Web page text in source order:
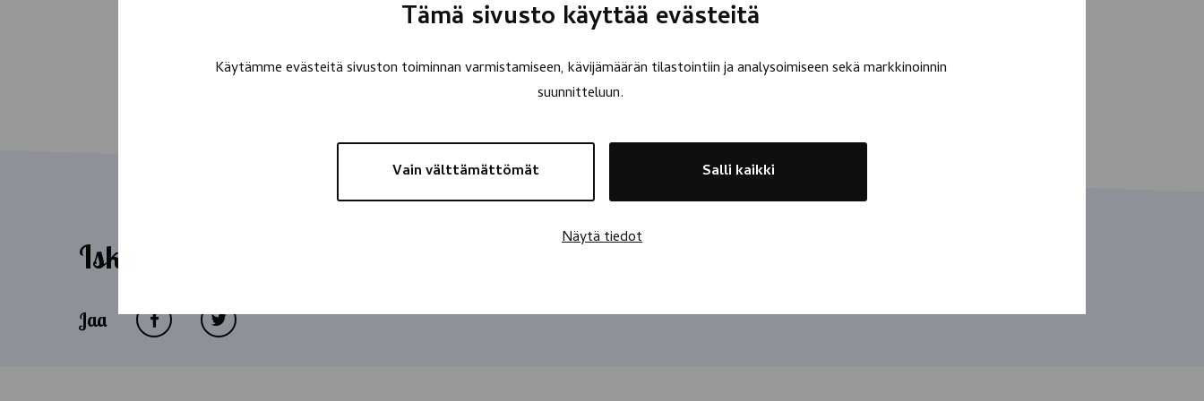
Tämä sivusto käyttää evästeitä
Käytämme evästeitä sivuston toiminnan varmistamiseen, kävijämäärän tilastointiin ja analysoimiseen sekä markkinoinnin
suunnitteluun.
Vain välttämättömät Salli kaikki
Näytä tiedot
Iskä
Jaa